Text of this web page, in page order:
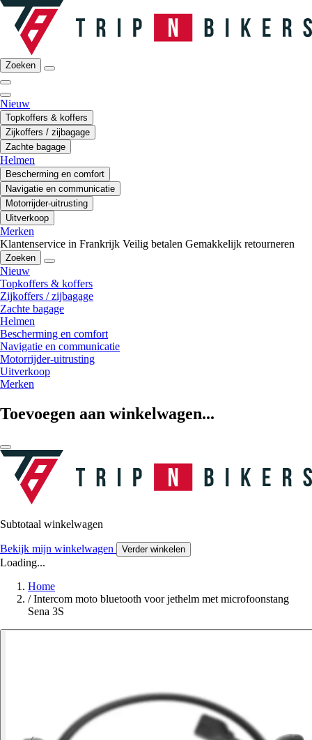
Zoeken
Nieuw
Topkoffers & koffers
Zijkoffers / zijbagage
Zachte bagage
Helmen
Bescherming en comfort
Navigatie en communicatie
Motorrijder-uitrusting
Uitverkoop
Merken
Klantenservice in Frankrijk Veilig betalen Gemakkelijk retourneren
Zoeken
Nieuw
Topkoffers & koffers
Zijkoffers / zijbagage
Zachte bagage
Helmen
Bescherming en comfort
Navigatie en communicatie
Motorrijder-uitrusting
Uitverkoop
Merken
Toevoegen aan winkelwagen...
Subtotaal winkelwagen
Bekijk mijn winkelwagen Verder winkelen
Loading...
Home
/ Intercom moto bluetooth voor jethelm met microfoonstang
Sena 3S